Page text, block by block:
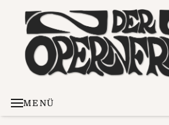
MENÜ